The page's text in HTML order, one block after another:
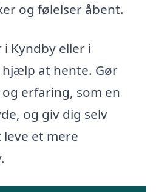
og følelser åbent.
Kyndby eller i
at hente. Gør
erfaring, som en
og giv dig selv
et mere